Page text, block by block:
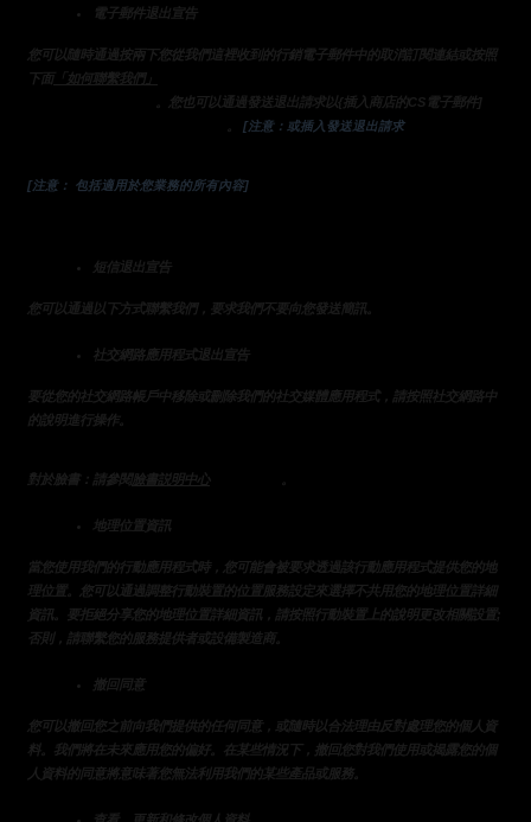
電子郵件退出宣告
您可以隨時通過按兩下您從我們這裡收到的行銷電子郵件中的取消訂閱連結或按照
下面 「如何聯繫我們」
。您也可以通過發送退出請求以{插入商店的CS電子郵件]
[注意：或插入發送退出請求的替代說明]
[注意： 包括適用於您業務的所有內容]
短信退出宣告
您可以通過以下方式聯繫我們，要求我們不要向您發送簡訊。
社交網路應用程式退出宣告
要從您的社交網路帳戶中移除或刪除我們的社交媒體應用程式，請按照社交網路中
的說明進行操作。
對於臉書：請參閱 臉書説明中心
地理位置資訊
當您使用我們的行動應用程式時，您可能會被要求透過該行動應用程式提供您的地
理位置。您可以通過調整行動裝置的位置服務設定來選擇不共用您的地理位置詳細
資訊。要拒絕分享您的地理位置詳細資訊，請按照行動裝置上的說明更改相關設置;
否則，請聯繫您的服務提供者或設備製造商。
撤回同意
您可以撤回您之前向我們提供的任何同意，或隨時以合法理由反對處理您的個人資
料。我們將在未來應用您的偏好。在某些情況下，撤回您對我們使用或揭露您的個
人資料的同意將意味著您無法利用我們的某些產品或服務。